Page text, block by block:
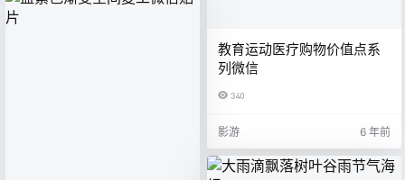
教育运动医疗购物价值点系
列微信
340
影游 6 年前